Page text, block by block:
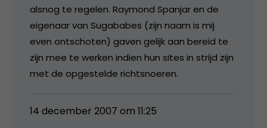
alsnog te regelen. Raymond Spanjar en de
eigenaar van Sugababes (zijn naam is mij
even ontschoten) gaven gelijk aan bereid te
zijn mee te werken indien hun sites in strijd zijn
met de opgestelde richtsnoeren.
14 december 2007 om 11:25